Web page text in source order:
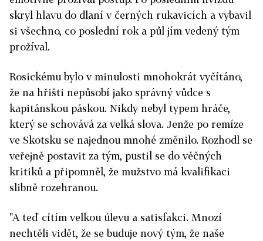
skryl hlavu do dlaní v černých rukavicích a vybavil
si všechno, co poslední rok a půl jím vedený tým
prožíval.
Rosickému bylo v minulosti mnohokrát vyčítáno,
že na hřišti nepůsobí jako správný vůdce s
kapitánskou páskou. Nikdy nebyl typem hráče,
který se schovává za velká slova. Jenže po remíze
ve Skotsku se najednou mnohé změnilo. Rozhodl se
veřejně postavit za tým, pustil se do věčných
kritiků a připomněl, že mužstvo má kvalifikaci
slibně rozehranou.
"A teď cítím velkou úlevu a satisfakci. Mnozí
nechtěli vidět, že se buduje nový tým, že naše